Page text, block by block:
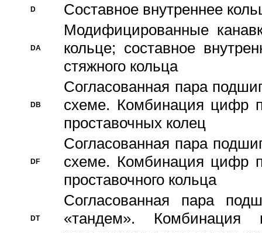
D Составное внутреннее
DA
Модифицированные
кольце; составное
стяжного кольца
DB
Согласованная пара
схеме. Комбинация цифр
проставочных колец
DF
Согласованная пара
схеме. Комбинация цифр
проставочного кольца
DT
Согласованная пара
«тандем».